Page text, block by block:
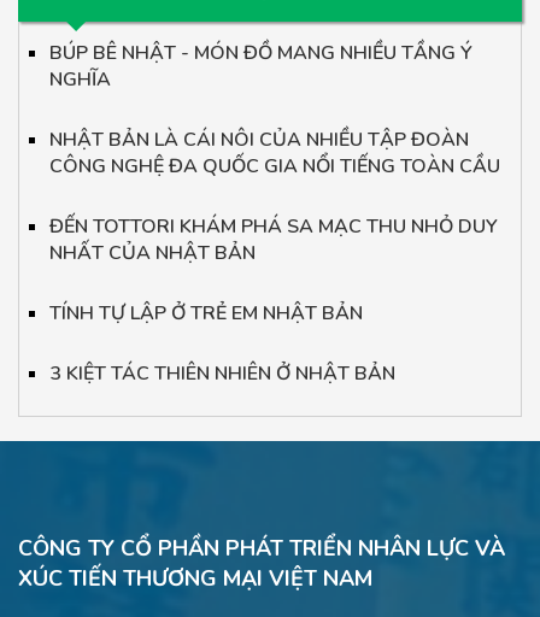
BÚP BÊ NHẬT - MÓN ĐỒ MANG NHIỀU TẦNG Ý
NGHĨA
NHẬT BẢN LÀ CÁI NÔI CỦA NHIỀU TẬP ĐOÀN
CÔNG NGHỆ ĐA QUỐC GIA NỔI TIẾNG TOÀN CẦU
ĐẾN TOTTORI KHÁM PHÁ SA MẠC THU NHỎ DUY
NHẤT CỦA NHẬT BẢN
TÍNH TỰ LẬP Ở TRẺ EM NHẬT BẢN
3 KIỆT TÁC THIÊN NHIÊN Ở NHẬT BẢN
CÔNG TY CỔ PHẦN PHÁT TRIỂN NHÂN LỰC VÀ
XÚC TIẾN THƯƠNG MẠI VIỆT NAM